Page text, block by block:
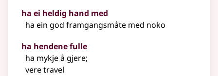
ha ei heldig hand med
ha ein god framgangsmåte med noko
ha hendene fulle
ha mykje å gjere;
vere travel